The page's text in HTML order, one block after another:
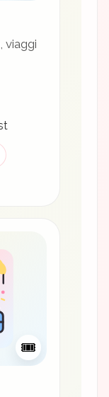
viaggi
🎟️